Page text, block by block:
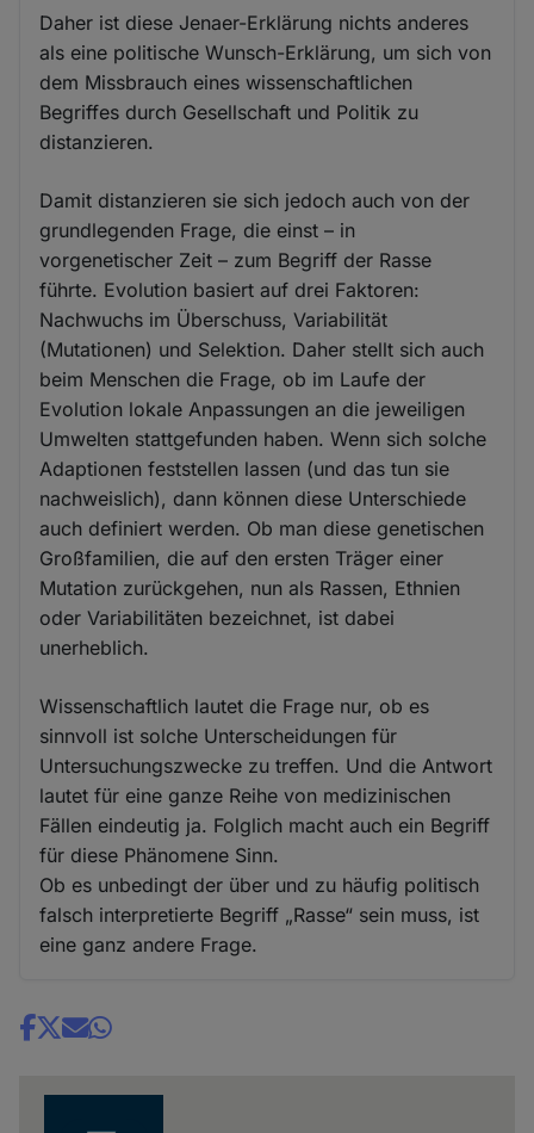
Daher ist diese Jenaer-Erklärung nichts anderes
als eine politische Wunsch-Erklärung, um sich von
dem Missbrauch eines wissenschaftlichen
Begriffes durch Gesellschaft und Politik zu
distanzieren.
Damit distanzieren sie sich jedoch auch von der
grundlegenden Frage, die einst – in
vorgenetischer Zeit – zum Begriff der Rasse
führte. Evolution basiert auf drei Faktoren:
Nachwuchs im Überschuss, Variabilität
(Mutationen) und Selektion. Daher stellt sich auch
beim Menschen die Frage, ob im Laufe der
Evolution lokale Anpassungen an die jeweiligen
Umwelten stattgefunden haben. Wenn sich solche
Adaptionen feststellen lassen (und das tun sie
nachweislich), dann können diese Unterschiede
auch definiert werden. Ob man diese genetischen
Großfamilien, die auf den ersten Träger einer
Mutation zurückgehen, nun als Rassen, Ethnien
oder Variabilitäten bezeichnet, ist dabei
unerheblich.
Wissenschaftlich lautet die Frage nur, ob es
sinnvoll ist solche Unterscheidungen für
Untersuchungszwecke zu treffen. Und die Antwort
lautet für eine ganze Reihe von medizinischen
Fällen eindeutig ja. Folglich macht auch ein Begriff
für diese Phänomene Sinn.
Ob es unbedingt der über und zu häufig politisch
falsch interpretierte Begriff „Rasse“ sein muss, ist
eine ganz andere Frage.
Share